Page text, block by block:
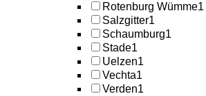
Rotenburg Wümme1
Salzgitter1
Schaumburg1
Stade1
Uelzen1
Vechta1
Verden1